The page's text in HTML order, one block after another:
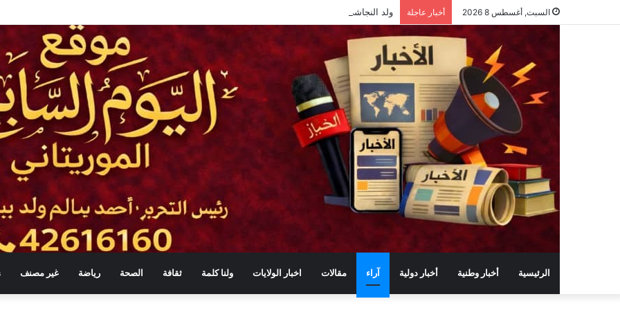
السبت, أغسطس 8 2026 أخبار عاجلة ولد النجاشي: موريتانيا تستهدف خلق 30 ألف فرصة عمل خلال عامين
الرئيسية أخبار وطنية أخبار دولية آراء مقالات اخبار الولايات ولنا كلمة ثقافة الصحة رياضة غير مصنف